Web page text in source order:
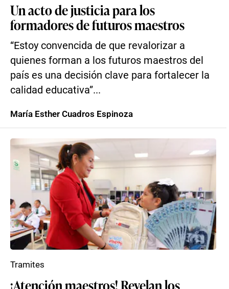
Un acto de justicia para los
formadores de futuros maestros
“Estoy convencida de que revalorizar a
quienes forman a los futuros maestros del
país es una decisión clave para fortalecer la
calidad educativa”...
María Esther Cuadros Espinoza
¡Atención maestros! Revelan los
Tramites